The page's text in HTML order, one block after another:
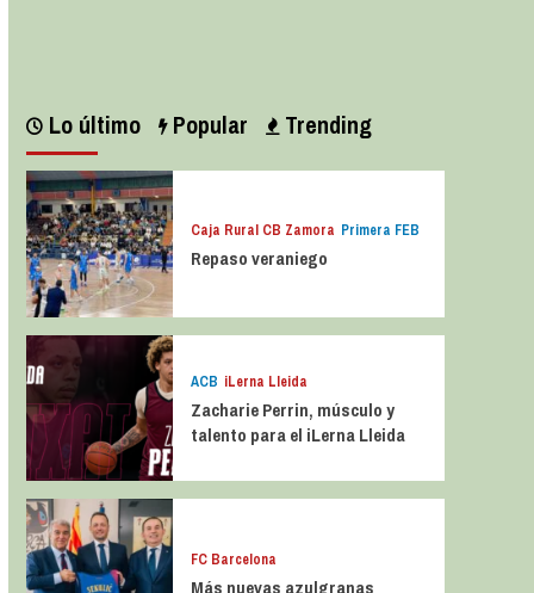
Lo último Popular Trending
Caja Rural CB Zamora Primera FEB
Repaso veraniego
ACB iLerna Lleida
Zacharie Perrin, músculo y
talento para el iLerna Lleida
FC Barcelona
Más nuevas azulgranas